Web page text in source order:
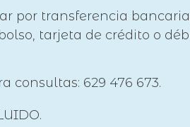
por transferencia
tarjeta de crédito o
consultas: 629 476 673.